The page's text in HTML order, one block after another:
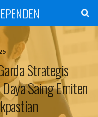
Strategis
Saing Emiten